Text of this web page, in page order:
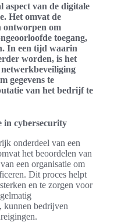
aspect van de digitale
Het omvat de
ontworpen om
toegang,
In een tijd waarin
worden, is het
gegevens te
van het bedrijf te
in cybersecurity
onderdeel van een
het beoordelen van
een organisatie om
Dit proces helpt
en te zorgen voor
kunnen bedrijven